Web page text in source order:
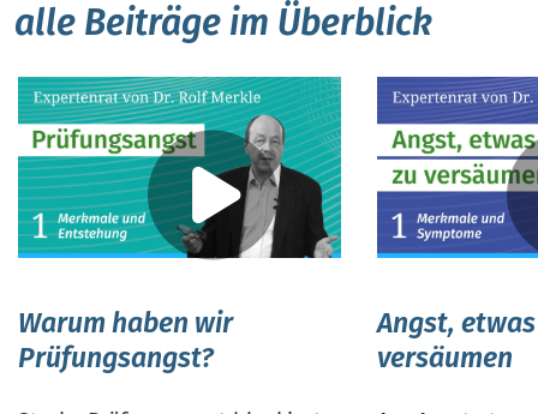
alle Beiträge im Überblick
Warum haben wir
Prüfungsangst?
Angst,
versäumen